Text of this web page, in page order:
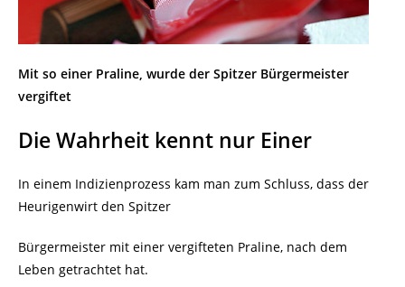
Mit so einer Praline, wurde der Spitzer Bürgermeister
vergiftet
Die Wahrheit kennt nur Einer
In einem Indizienprozess kam man zum Schluss, dass der
Heurigenwirt den Spitzer
Bürgermeister mit einer vergifteten Praline, nach dem
Leben getrachtet hat.